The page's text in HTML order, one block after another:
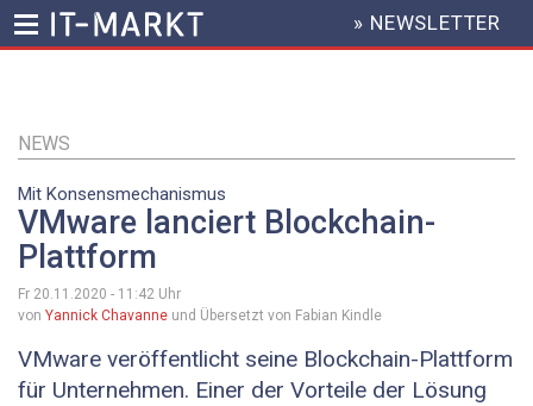
Inhalt
HEADER
MENU
» NEWSLETTER
NEWS
Mit Konsensmechanismus
VMware lanciert Blockchain-
Plattform
Fr 20.11.2020 - 11:42 Uhr
von Yannick Chavanne und Übersetzt von Fabian Kindle
VMware veröffentlicht seine Blockchain-Plattform
für Unternehmen. Einer der Vorteile der Lösung